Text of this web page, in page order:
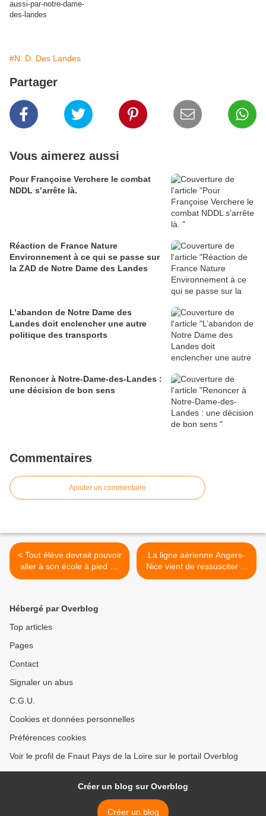
#N. D. Des Landes
Partager
Vous aimerez aussi
Pour Françoise Verchere le combat
NDDL s’arrête là.
Réaction de France Nature
Environnement à ce qui se passe sur
la ZAD de Notre Dame des Landes
L’abandon de Notre Dame des
Landes doit enclencher une autre
politique des transports
Renoncer à Notre-Dame-des-Landes :
une décision de bon sens
Commentaires
Ajouter un commentaire
< Tout élève devrait pouvoir
aller à son école à pied ou
à vélo en toute sécurité
La ligne aérienne Angers-
Nice vient de ressusciter ...
>
Hébergé par Overblog
Top articles
Pages
Contact
Signaler un abus
C.G.U.
Cookies et données personnelles
Préférences cookies
Voir le profil de Fnaut Pays de la Loire sur le portail Overblog
Créer un blog sur Overblog
Créer un blog